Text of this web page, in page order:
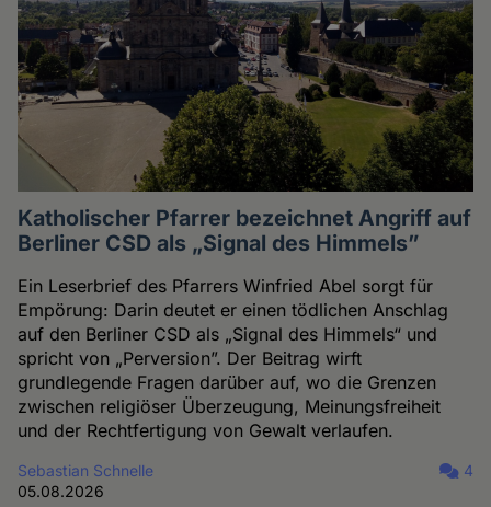
Katholischer Pfarrer bezeichnet Angriff auf
Berliner CSD als „Signal des Himmels”
Ein Leserbrief des Pfarrers Winfried Abel sorgt für
Empörung: Darin deutet er einen tödlichen Anschlag
auf den Berliner CSD als „Signal des Himmels“ und
spricht von „Perversion”. Der Beitrag wirft
grundlegende Fragen darüber auf, wo die Grenzen
zwischen religiöser Überzeugung, Meinungsfreiheit
und der Rechtfertigung von Gewalt verlaufen.
Sebastian Schnelle
05.08.2026
4